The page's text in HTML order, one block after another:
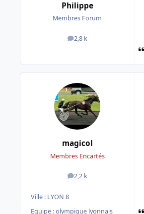
Philippe
Membres Forum
2,8 k
messages
magicol
Membres Encartés
2,2 k
messages
Ville : LYON 8
Equipe : olympique lyonnais